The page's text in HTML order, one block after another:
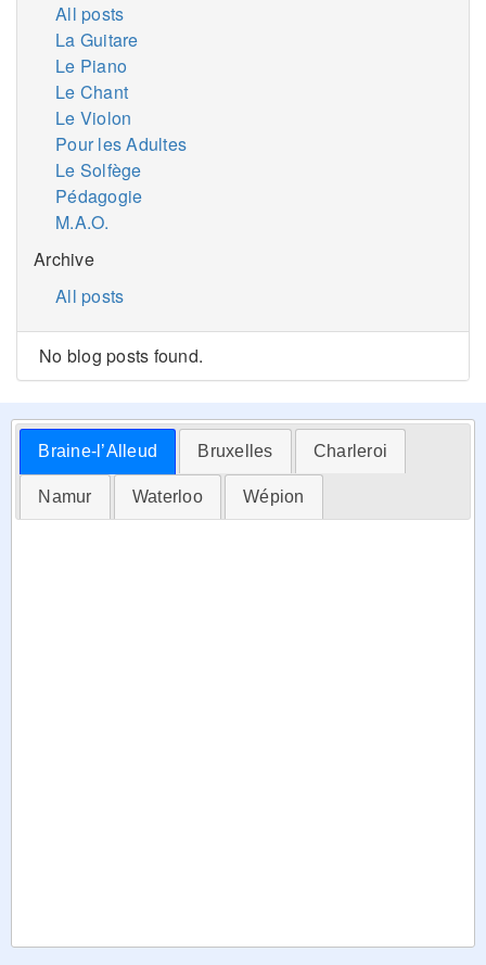
All posts
La Guitare
Le Piano
Le Chant
Le Violon
Pour les Adultes
Le Solfège
Pédagogie
M.A.O.
Archive
All posts
No blog posts found.
Braine-l’Alleud Bruxelles Charleroi
Namur Waterloo Wépion